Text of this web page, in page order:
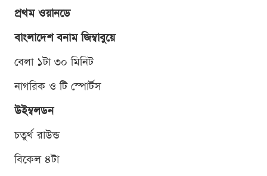
প্রথম ওয়ানডে
বাংলাদেশ বনাম জিম্বাবুয়ে
বেলা ১টা ৩০ মিনিট
নাগরিক ও টি স্পোর্টস
উইম্বলডন
চতুর্থ রাউন্ড
বিকেল ৪টা